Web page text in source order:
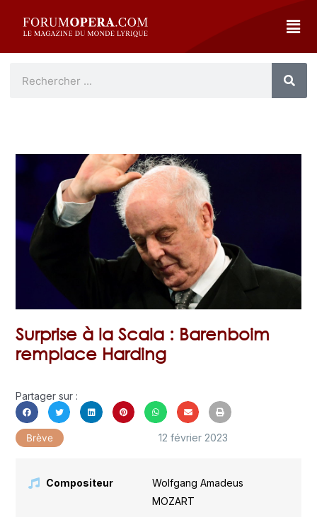
Surprise à la Scala : Barenboim
remplace Harding
Partager sur :
Brève 12 février 2023
Compositeur
Wolfgang Amadeus
MOZART